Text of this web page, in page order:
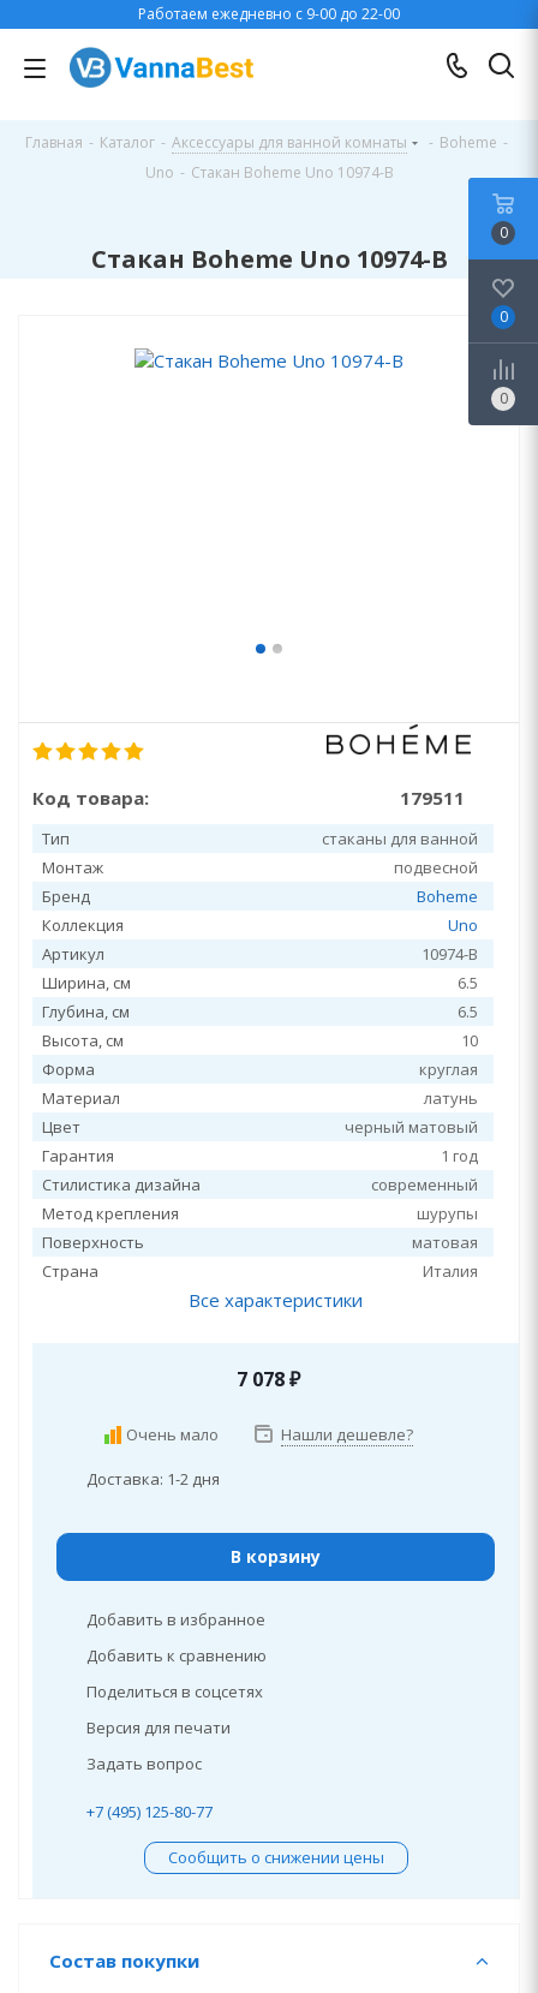
Работаем ежедневно с 9-00 до 22-00
Главная - Каталог - Аксессуары для ванной комнаты - Boheme -
Uno - Стакан Boheme Uno 10974-B
Стакан Boheme Uno 10974-B
Код товара: 179511
Тип
стаканы для ванной
Монтаж
подвесной
Бренд
Boheme
Коллекция
Uno
Артикул
10974-B
Ширина, см
6.5
Глубина, см
6.5
Высота, см
10
Форма
круглая
Материал
латунь
Цвет
черный матовый
Гарантия
1 год
Стилистика дизайна
современный
Метод крепления
шурупы
Поверхность
матовая
Страна
Италия
Все характеристики
7 078₽
Очень мало Нашли дешевле?
Доставка: 1-2 дня
В корзину
Добавить в избранное
Добавить к сравнению
Поделиться в соцсетях
Версия для печати
Задать вопрос
+7 (495) 125-80-77
Сообщить о снижении цены
Состав покупки
0
0
0